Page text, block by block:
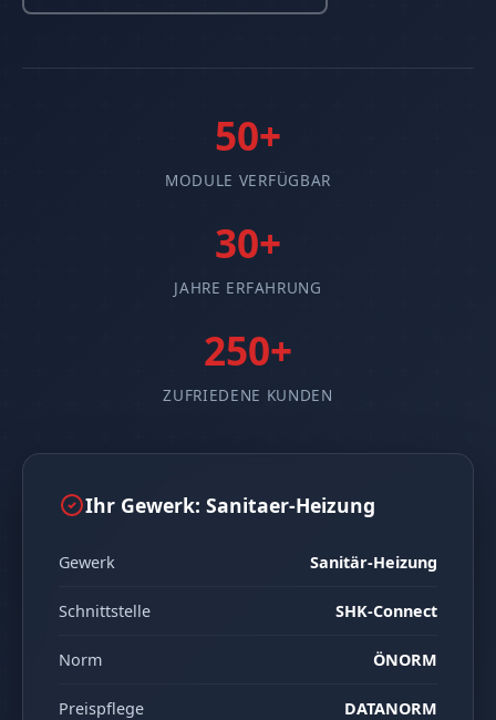
50+
MODULE VERFÜGBAR
30+
JAHRE ERFAHRUNG
250+
ZUFRIEDENE KUNDEN
Ihr Gewerk: Sanitaer-Heizung
Gewerk Sanitär-Heizung
Schnittstelle SHK-Connect
Norm ÖNORM
Preispflege DATANORM